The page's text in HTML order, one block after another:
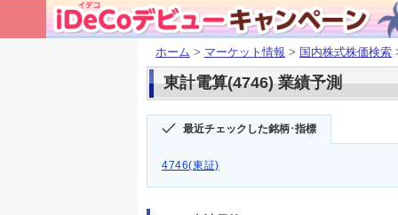
ホーム > マーケット情報 > 国内株式株価検索
東計電算(4746) 業績予測
最近チェックした銘柄･指標
4746(東証)